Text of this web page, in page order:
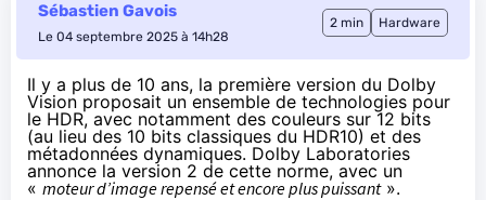
Sébastien Gavois
Le 04 septembre 2025 à 14h28
2 min Hardware
Il y a plus de 10 ans, la première version du Dolby
Vision proposait un ensemble de technologies pour
le HDR, avec notamment des couleurs sur 12 bits
(au lieu des 10 bits classiques du HDR10) et des
métadonnées dynamiques. Dolby Laboratories
annonce la version 2 de cette norme, avec un
« moteur d’image repensé et encore plus puissant».